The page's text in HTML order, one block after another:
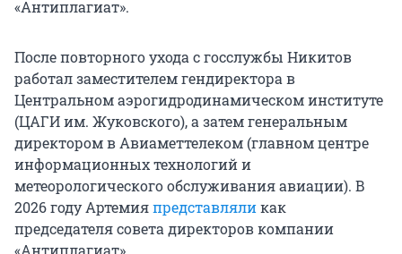
«Недостатком советской системы образования
сейчас задача заключается в том, чтобы
взрастить квалифицированного потребителя,
способного квалифицированно пользоваться
результатами творчества других», — цитировал
Фурсенко председатель движения «Образование
для всех» Олег Смолин.
Позиция, приписываемая Фурсенко, вызвала
большой резонанс. Высказывались замечания,
что ни одна из планируемых важных для
«Антиплагиат».
После повторного ухода с госслужбы Никитов
работал заместителем гендиректора в
Центральном аэрогидродинамическом институте
(ЦАГИ им. Жуковского), а затем генеральным
директором в Авиаметтелеком (главном центре
информационных технологий и
метеорологического обслуживания авиации). В
2026 году Артемияпредставляликак
председателя совета директоров компании
«Антиплагиат».